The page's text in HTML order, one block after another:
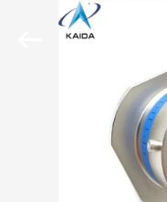
PRODUCTEN